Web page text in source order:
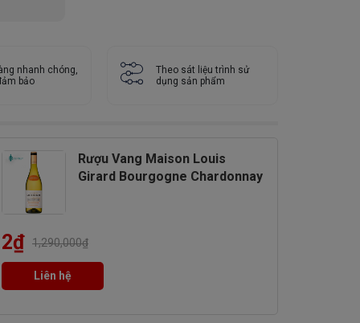
nhanh chóng,
bảo
Theo sát liệu trình sử
dụng sản phẩm
Rượu Vang Maison Louis
Girard Bourgogne Chardonnay
1,290,000₫
2₫
Liên hệ